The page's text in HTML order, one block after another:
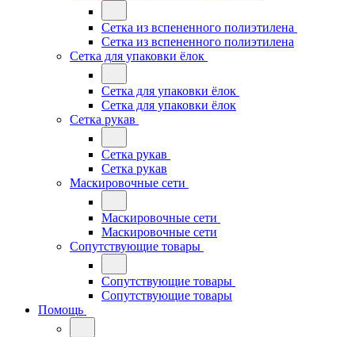
Сетка из вспененного полиэтилена
Сетка из вспененного полиэтилена
Сетка для упаковки ёлок
Сетка для упаковки ёлок
Сетка для упаковки ёлок
Сетка рукав
Сетка рукав
Сетка рукав
Маскировочные сети
Маскировочные сети
Маскировочные сети
Сопутствующие товары
Сопутствующие товары
Сопутствующие товары
Помощь